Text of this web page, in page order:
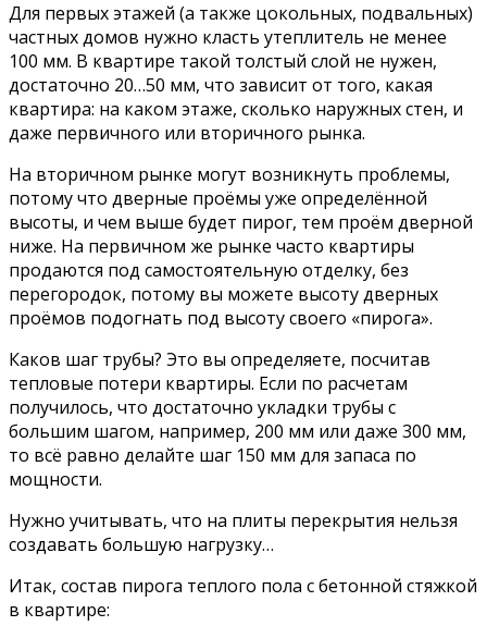
Для первых этажей (а также цокольных, подвальных)
частных домов нужно класть утеплитель не менее
100 мм. В квартире такой толстый слой не нужен,
достаточно 20…50 мм, что зависит от того, какая
квартира: на каком этаже, сколько наружных стен, и
даже первичного или вторичного рынка.
На вторичном рынке могут возникнуть проблемы,
потому что дверные проёмы уже определённой
высоты, и чем выше будет пирог, тем проём дверной
ниже. На первичном же рынке часто квартиры
продаются под самостоятельную отделку, без
перегородок, потому вы можете высоту дверных
проёмов подогнать под высоту своего «пирога».
Каков шаг трубы? Это вы определяете, посчитав
тепловые потери квартиры. Если по расчетам
получилось, что достаточно укладки трубы с
большим шагом, например, 200 мм или даже 300 мм,
то всё равно делайте шаг 150 мм для запаса по
мощности.
Нужно учитывать, что на плиты перекрытия нельзя
создавать большую нагрузку…
Итак, состав пирога теплого пола с бетонной стяжкой
в квартире: